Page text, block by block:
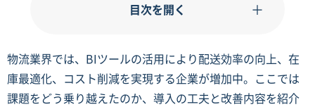
目次を開く
物流業界では、BIツールの活用により配送効率の向上、在
庫最適化、コスト削減を実現する企業が増加中。ここでは
課題をどう乗り越えたのか、導入の工夫と改善内容を紹介